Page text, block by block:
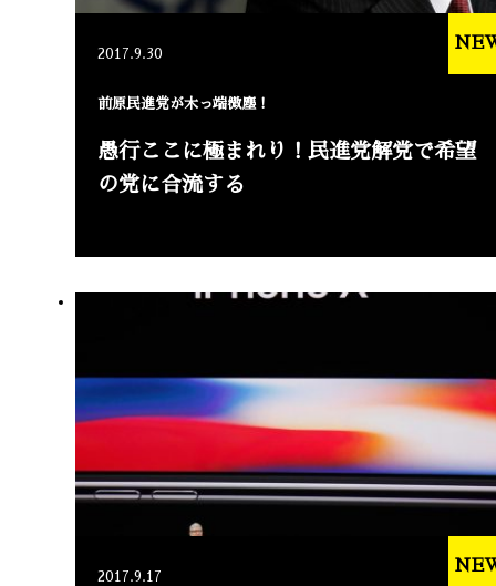
2017.9.30
前原民進党が木っ端微塵！
愚行ここに極まれり！民進党解党で希望
の党に合流する
2017.9.17